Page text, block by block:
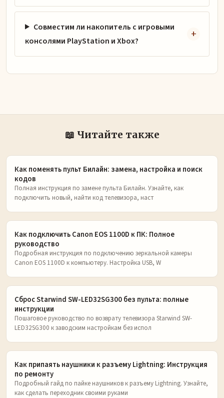
Совместим ли накопитель с игровыми
консолями PlayStation и Xbox?
📖 Читайте также
Как поменять пульт Билайн: замена, настройка и поиск
кодов
Полная инструкция по замене пульта Билайн. Узнайте, как
подключить новый, найти код телевизора, наст
Как подключить Canon EOS 1100D к ПК: Полное
руководство
Подробная инструкция по подключению зеркальной камеры
Canon EOS 1100D к компьютеру. Настройка USB, W
Сброс Starwind SW-LED32SG300 без пульта: полные
инструкции
Пошаговое руководство по возврату телевизора Starwind SW-
LED32SG300 к заводским настройкам без испол
Как припаять наушники к разъему Lightning: Инструкция
по ремонту
Подробный гайд по пайке наушников к разъему Lightning. Узнайте,
как сделать переходник своими руками